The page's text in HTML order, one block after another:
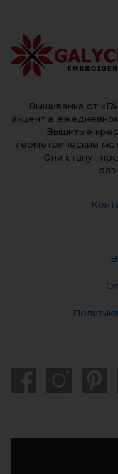
Вышиванка от
акцент в
Вышитые
геометрические
Они станут